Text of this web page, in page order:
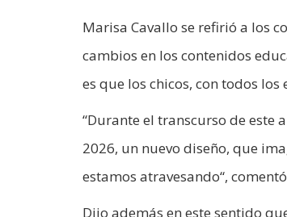
Marisa Cavallo se refirió a los
cambios en los contenidos
es que los chicos, con todos
“Durante el transcurso de este
2026, un nuevo diseño, que
estamos atravesando“,
Dijo además en este sentido